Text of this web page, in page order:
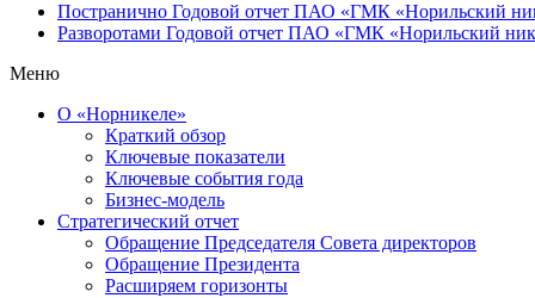
Постранично Годовой отчет ПАО «ГМК «Норильский
Разворотами Годовой отчет ПАО «ГМК «Норильский
Меню
О «Норникеле»
Краткий обзор
Ключевые показатели
Ключевые события года
Бизнес-модель
Стратегический отчет
Обращение Председателя Совета директоров
Обращение Президента
Расширяем горизонты